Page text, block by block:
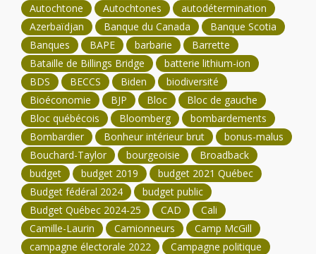
Autochtone
Autochtones
autodétermination
Azerbaïdjan
Banque du Canada
Banque Scotia
Banques
BAPE barbarie
Barrette
Bataille de Billings Bridge
batterie lithium-ion
BDS
BECCS Biden
biodiversité
Bioéconomie
BJP Bloc
Bloc de gauche
Bloc québécois
Bloomberg
bombardements
Bombardier
Bonheur intérieur brut
bonus-malus
Bouchard-Taylor
bourgeoisie
Broadback
budget
budget 2019
budget 2021 Québec
Budget fédéral 2024
budget public
Budget Québec 2024-25
CAD
Cali
Camille-Laurin
Camionneurs
Camp McGill
campagne électorale 2022
Campagne politique